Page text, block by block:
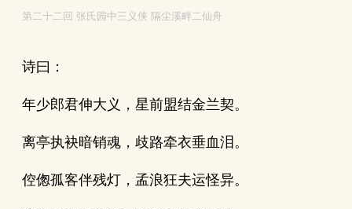
第二十二回 张氏园中三义侠 隔尘溪畔二仙舟
诗曰：
年少郎君伸大义，星前盟结金兰契。
离亭执袂暗销魂，歧路牵衣垂血泪。
倥偬孤客伴残灯，孟浪狂夫运怪异。